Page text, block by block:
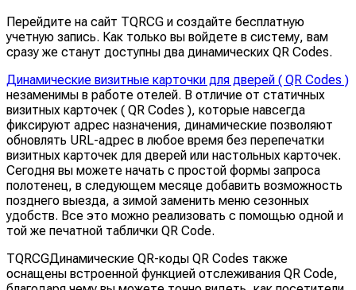
Перейдите на сайт TQRCG и создайте бесплатную
учетную запись. Как только вы войдете в систему, вам
сразу же станут доступны два динамических QR Codes.
Динамические визитные карточки для дверей ( QR Codes )
незаменимы в работе отелей. В отличие от статичных
визитных карточек ( QR Codes ), которые навсегда
фиксируют адрес назначения, динамические позволяют
обновлять URL-адрес в любое время без перепечатки
визитных карточек для дверей или настольных карточек.
Сегодня вы можете начать с простой формы запроса
полотенец, в следующем месяце добавить возможность
позднего выезда, а зимой заменить меню сезонных
удобств. Все это можно реализовать с помощью одной и
той же печатной таблички QR Code.
TQRCGДинамические QR-коды QR Codes также
оснащены встроенной функцией отслеживания QR Code,